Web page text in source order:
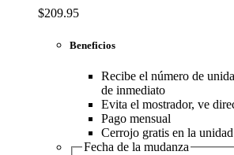
$209.95
Beneficios
Recibe el número de
de inmediato
Evita el mostrador, ve
Pago mensual
Cerrojo gratis en la
Fecha de la mudanza